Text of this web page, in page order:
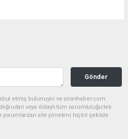
Gönder
etmiş bulunuyor ve siranhaber.com
veya dolaylı tüm sorumluluğu tek
yorumlardan site yönetimi hiçbir şekilde